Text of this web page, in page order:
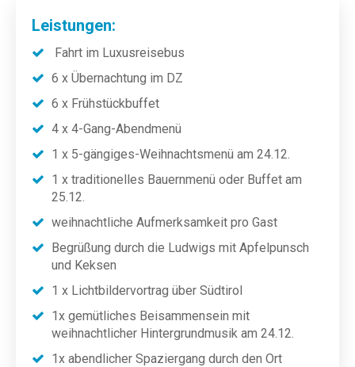
Leistungen:
Fahrt im Luxusreisebus
6 x Übernachtung im DZ
6 x Frühstückbuffet
4 x 4-Gang-Abendmenü
1 x 5-gängiges-Weihnachtsmenü am 24.12.
1 x traditionelles Bauernmenü oder Buffet am
25.12.
weihnachtliche Aufmerksamkeit pro Gast
Begrüßung durch die Ludwigs mit Apfelpunsch
und Keksen
1 x Lichtbildervortrag über Südtirol
1x gemütliches Beisammensein mit
weihnachtlicher Hintergrundmusik am 24.12.
1x abendlicher Spaziergang durch den Ort